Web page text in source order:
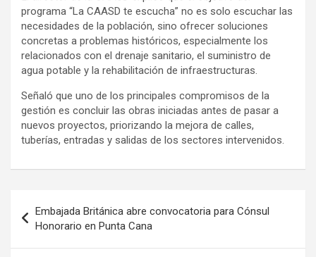
programa “La CAASD te escucha” no es solo escuchar las
necesidades de la población, sino ofrecer soluciones
concretas a problemas históricos, especialmente los
relacionados con el drenaje sanitario, el suministro de
agua potable y la rehabilitación de infraestructuras.
Señaló que uno de los principales compromisos de la
gestión es concluir las obras iniciadas antes de pasar a
nuevos proyectos, priorizando la mejora de calles,
tuberías, entradas y salidas de los sectores intervenidos.
de
entradas
Embajada Británica abre convocatoria para Cónsul
Honorario en Punta Cana